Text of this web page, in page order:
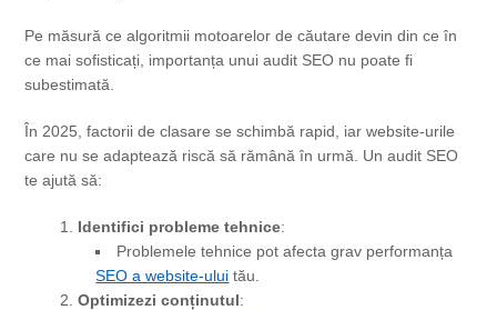
Pe măsură ce algoritmii motoarelor de căutare devin din ce în
ce mai sofisticați, importanța unui audit SEO nu poate fi
subestimată.
În 2025, factorii de clasare se schimbă rapid, iar website-urile
care nu se adaptează riscă să rămână în urmă. Un audit SEO
te ajută să:
Identifici probleme tehnice:
Problemele tehnice pot afecta grav performanța
SEO a website-ului tău.
Optimizezi conținutul: